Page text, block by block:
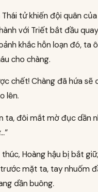
tử khiến đội quân
với Triết bắt đầu
khắc hỗn loạn đó,
cho chàng.
chết! Chàng đã hứa
lên.
ta, đôi mắt mờ đục dần
Hoàng hậu bị bắt
mặt ta, tay nhuốm
dần buông.